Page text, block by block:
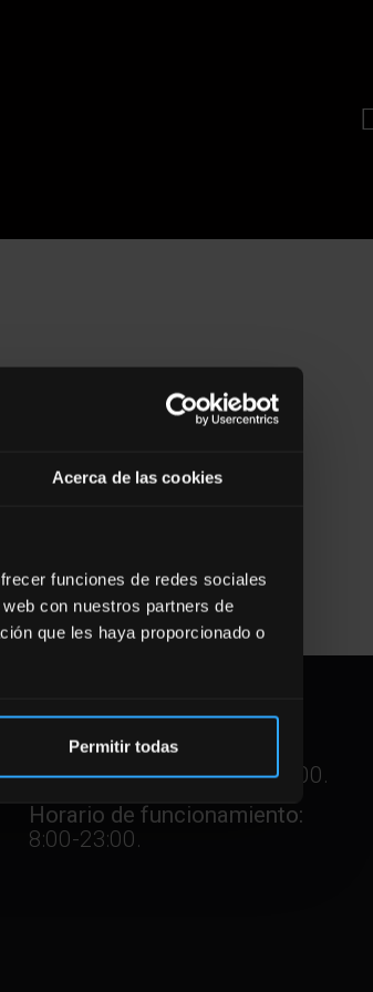
Acerca de las cookies
funciones de redes sociales
con nuestros partners de
que les haya proporcionado o
Permitir todas
Horario de att. cliente:
11:00 a 15:00 y 17:00 a 21:00.
Horario de funcionamiento:
8:00-23:00.